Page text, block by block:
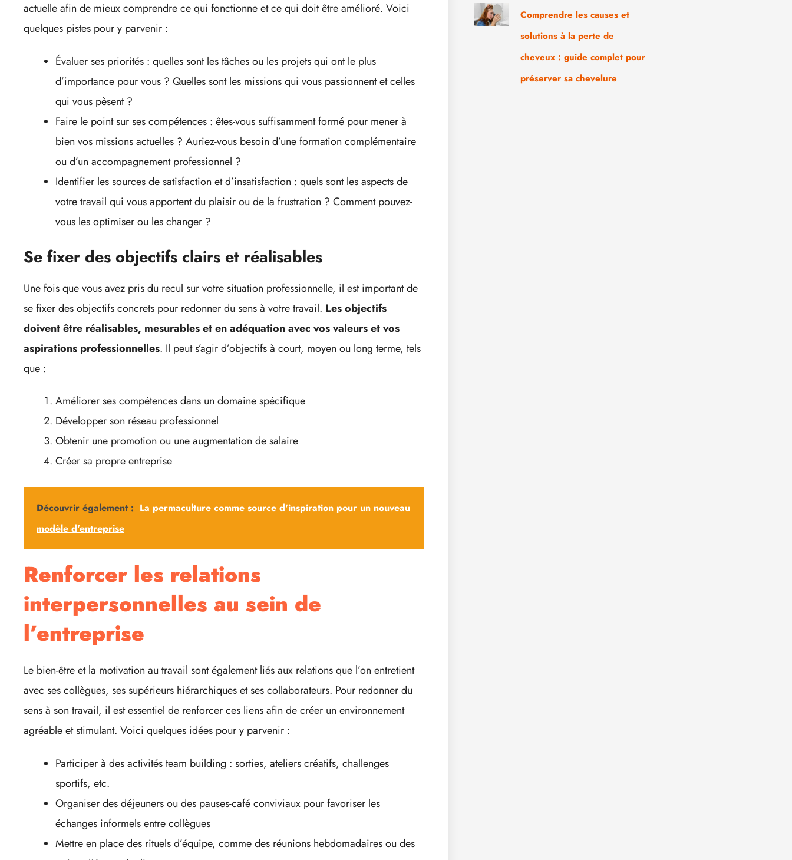
actuelle afin de mieux comprendre ce qui fonctionne et ce qui doit être amélioré. Voici
quelques pistes pour y parvenir :
Évaluer ses priorités : quelles sont les tâches ou les projets qui ont le plus
d’importance pour vous ? Quelles sont les missions qui vous passionnent et celles
qui vous pèsent ?
Faire le point sur ses compétences : êtes-vous suffisamment formé pour mener à
bien vos missions actuelles ? Auriez-vous besoin d’une formation complémentaire
ou d’un accompagnement professionnel ?
Identifier les sources de satisfaction et d’insatisfaction : quels sont les aspects de
votre travail qui vous apportent du plaisir ou de la frustration ? Comment pouvez-
vous les optimiser ou les changer ?
Se fixer des objectifs clairs et réalisables
Une fois que vous avez pris du recul sur votre situation professionnelle, il est important de
se fixer des objectifs concrets pour redonner du sens à votre travail. Les objectifs
doivent être réalisables, mesurables et en adéquation avec vos valeurs et vos
aspirations professionnelles. Il peut s’agir d’objectifs à court, moyen ou long terme, tels
que :
Améliorer ses compétences dans un domaine spécifique
Développer son réseau professionnel
Obtenir une promotion ou une augmentation de salaire
Créer sa propre entreprise
Découvrir également : La permaculture comme source d'inspiration pour un nouveau
modèle d'entreprise
Renforcer les relations
interpersonnelles au sein de
l’entreprise
Le bien-être et la motivation au travail sont également liés aux relations que l’on entretient
avec ses collègues, ses supérieurs hiérarchiques et ses collaborateurs. Pour redonner du
sens à son travail, il est essentiel de renforcer ces liens afin de créer un environnement
agréable et stimulant. Voici quelques idées pour y parvenir :
Participer à des activités team building : sorties, ateliers créatifs, challenges
sportifs, etc.
Organiser des déjeuners ou des pauses-café conviviaux pour favoriser les
échanges informels entre collègues
Mettre en place des rituels d’équipe, comme des réunions hebdomadaires ou des
Comprendre les causes et
solutions à la perte de
cheveux : guide complet pour
préserver sa chevelure